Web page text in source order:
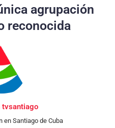
agrupación
reconocida
tvsantiago
en Santiago de Cuba